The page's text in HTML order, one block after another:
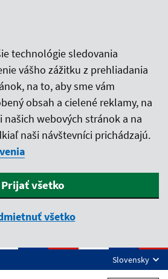
Slovensky
technológie sledovania
vášho zážitku z prehliadania
na to, aby sme vám
obsah a cielené reklamy, na
webových stránok a na
naši návštevníci prichádzajú.
Prijať všetko
všetko